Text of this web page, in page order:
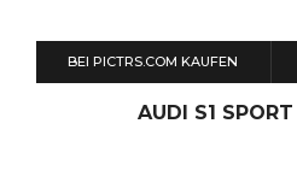
BEI PICTRS.COM KAUFEN
AUDI S1